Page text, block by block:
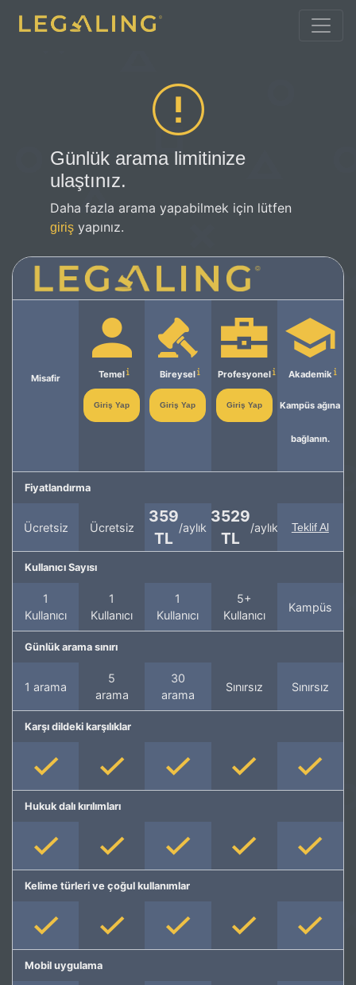
Günlük arama limitinize
ulaştınız.
Daha fazla arama yapabilmek için lütfen
giriş yapınız.
Misafir Temel
Giriş Yap
Bireysel
Giriş Yap
Profesyonel
Giriş Yap
Akademik
Kampüs ağına
bağlanın.
Fiyatlandırma
Ücretsiz Ücretsiz
359
TL
/aylık
3529
TL
/aylık Teklif Al
Kullanıcı Sayısı
1
Kullanıcı
1
Kullanıcı
1
Kullanıcı
5+
Kullanıcı
Kampüs
Günlük arama sınırı
1 arama
5
arama
30
arama
Sınırsız Sınırsız
Karşı dildeki karşılıklar
Hukuk dalı kırılımları
Kelime türleri ve çoğul kullanımlar
Mobil uygulama